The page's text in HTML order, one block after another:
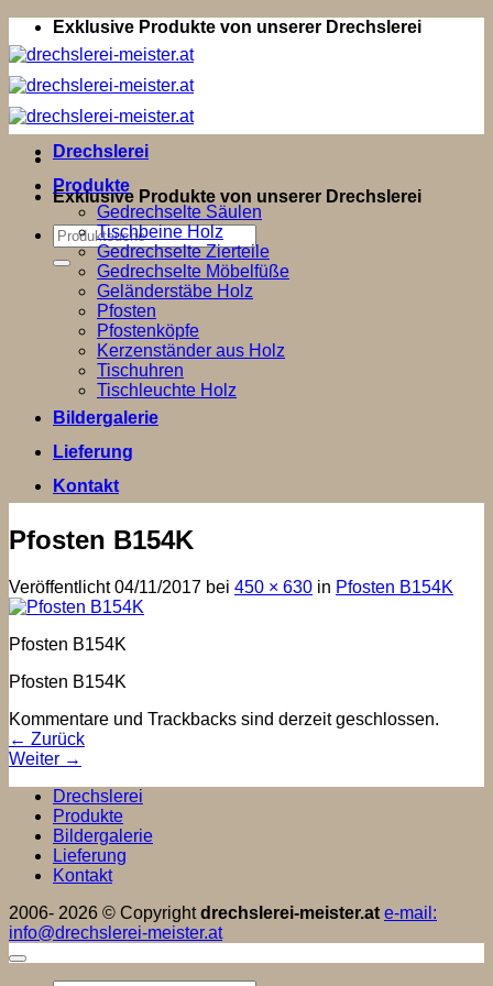
Zum
Inhalt
springen
Exklusive Produkte von unserer Drechslerei
Exklusive Produkte von unserer Drechslerei
Suchen
nach:
Drechslerei
Produkte
Gedrechselte Säulen
Tischbeine Holz
Gedrechselte Zierteile
Gedrechselte Möbelfüße
Geländerstäbe Holz
Pfosten
Pfostenköpfe
Kerzenständer aus Holz
Tischuhren
Tischleuchte Holz
Bildergalerie
Lieferung
Kontakt
Pfosten B154K
Veröffentlicht04/11/2017 bei 450 × 630 in Pfosten B154K
Pfosten B154K
Pfosten B154K
Kommentare und Trackbacks sind derzeit geschlossen.
← Zurück
Weiter →
Drechslerei
Produkte
Bildergalerie
Lieferung
Kontakt
2006- 2026 © Copyrightdrechslerei-meister.at e-mail:
info@drechslerei-meister.at